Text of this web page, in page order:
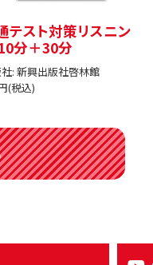
テスト対策リスニン
分＋30分
: 新興出版社啓林館
(税込)